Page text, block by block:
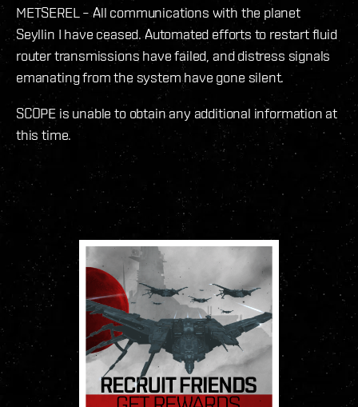
METSEREL – All communications with the planet
Seyllin I have ceased. Automated efforts to restart fluid
router transmissions have failed, and distress signals
emanating from the system have gone silent.
SCOPE is unable to obtain any additional information at
this time.